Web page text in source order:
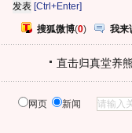
[Ctrl+Enter]
搜狐微博(0) 我来
直击归真堂养
网页 新闻